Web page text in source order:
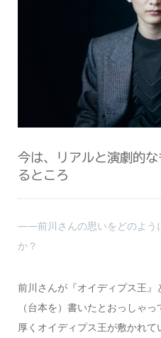
今は、リアルと演劇的
るところ
――前川さんの思いをどのよう
か？
前川さんが『オイディプス王
（台本を）書いたとおっしゃ
厚くオイディプス王が敷かれて